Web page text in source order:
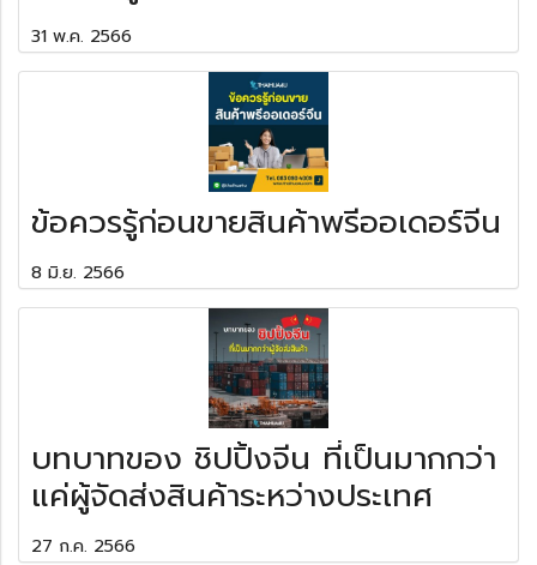
31 พ.ค. 2566
ข้อควรรู้ก่อนขายสินค้าพรีออเดอร์จีน
8 มิ.ย. 2566
บทบาทของ ชิปปิ้งจีน ที่เป็นมากกว่า
แค่ผู้จัดส่งสินค้าระหว่างประเทศ
27 ก.ค. 2566